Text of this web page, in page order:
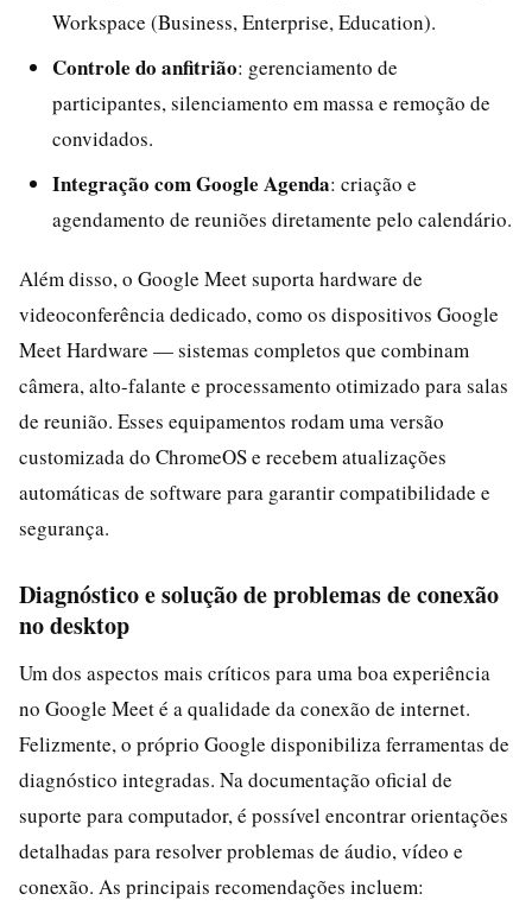
Workspace (Business, Enterprise, Education).
Controle do anfitrião: gerenciamento de
participantes, silenciamento em massa e remoção de
convidados.
Integração com Google Agenda: criação e
agendamento de reuniões diretamente pelo calendário.
Além disso, o Google Meet suporta hardware de
videoconferência dedicado, como os dispositivos Google
Meet Hardware — sistemas completos que combinam
câmera, alto-falante e processamento otimizado para salas
de reunião. Esses equipamentos rodam uma versão
customizada do ChromeOS e recebem atualizações
automáticas de software para garantir compatibilidade e
segurança.
Diagnóstico e solução de problemas de conexão
no desktop
Um dos aspectos mais críticos para uma boa experiência
no Google Meet é a qualidade da conexão de internet.
Felizmente, o próprio Google disponibiliza ferramentas de
diagnóstico integradas. Na documentação oficial de
suporte para computador, é possível encontrar orientações
detalhadas para resolver problemas de áudio, vídeo e
conexão. As principais recomendações incluem: